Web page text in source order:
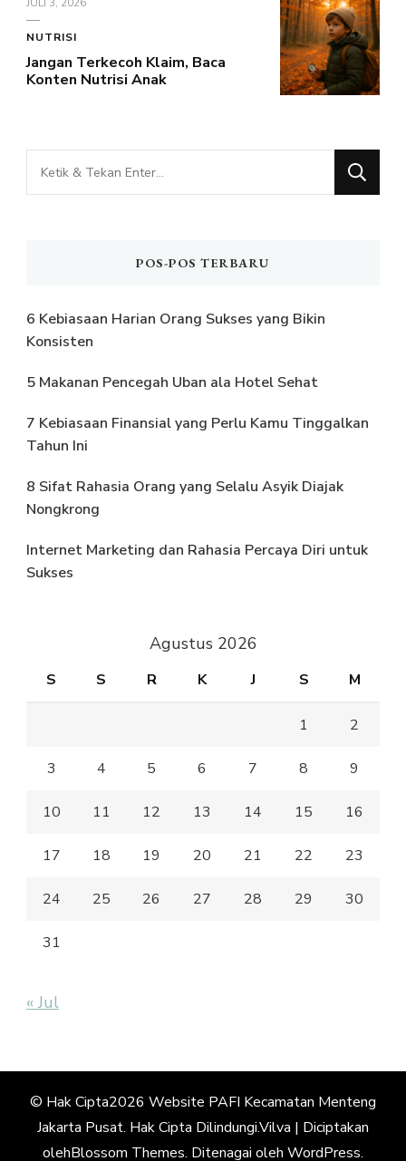
JULI 3, 2026
NUTRISI
Jangan Terkecoh Klaim, Baca
Konten Nutrisi Anak
Mencari
Sesuatu?
POS-POS TERBARU
6 Kebiasaan Harian Orang Sukses yang Bikin
Konsisten
5 Makanan Pencegah Uban ala Hotel Sehat
7 Kebiasaan Finansial yang Perlu Kamu Tinggalkan
Tahun Ini
8 Sifat Rahasia Orang yang Selalu Asyik Diajak
Nongkrong
Internet Marketing dan Rahasia Percaya Diri untuk
Sukses
Agustus 2026
S S R K J S M
1 2
3 4 5 6 7 8 9
10 11 12 13 14 15 16
17 18 19 20 21 22 23
24 25 26 27 28 29 30
31
« Jul
© Hak Cipta2026 Website PAFI Kecamatan Menteng
Jakarta Pusat. Hak Cipta Dilindungi.Vilva | Diciptakan
olehBlossom Themes. Ditenagai oleh WordPress.